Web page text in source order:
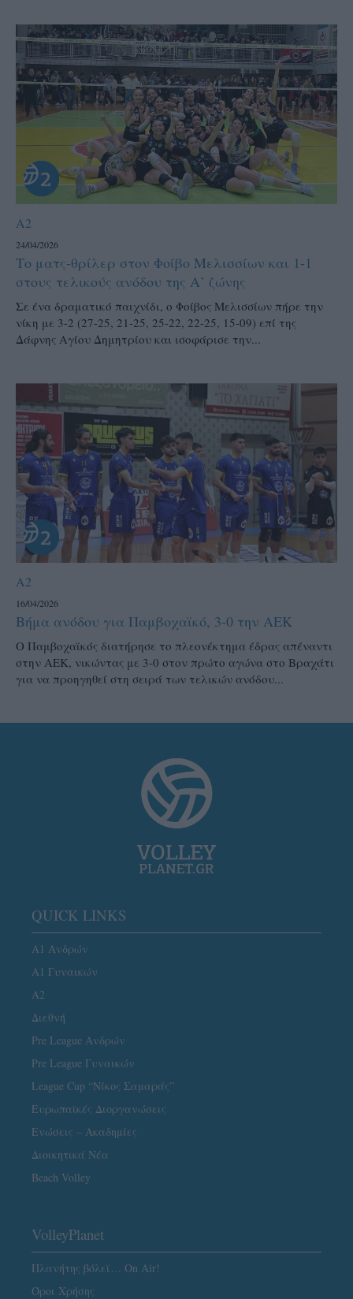
A2
24/04/2026
Το ματς-θρίλερ στον Φοίβο Μελισσίων και 1-1
στους τελικούς ανόδου της Α’ ζώνης
Σε ένα δραματικό παιχνίδι, ο Φοίβος Μελισσίων πήρε την
νίκη με 3-2 (27-25, 21-25, 25-22, 22-25, 15-09) επί της
Δάφνης Αγίου Δημητρίου και ισοφάρισε την...
A2
16/04/2026
Βήμα ανόδου για Παμβοχαϊκό, 3-0 την ΑΕΚ
Ο Παμβοχαϊκός διατήρησε το πλεονέκτημα έδρας απέναντι
στην ΑΕΚ, νικώντας με 3-0 στον πρώτο αγώνα στο Βραχάτι
για να προηγηθεί στη σειρά των τελικών ανόδου...
QUICK LINKS
Α1 Ανδρών
Α1 Γυναικών
A2
Διεθνή
Pre League Ανδρών
Pre League Γυναικών
League Cup “Νίκος Σαμαράς”
Ευρωπαϊκές Διοργανώσεις
Ενώσεις – Ακαδημίες
Διοικητικά Νέα
Beach Volley
VolleyPlanet
Πλανήτης βόλεϊ… On Air!
Όροι Χρήσης